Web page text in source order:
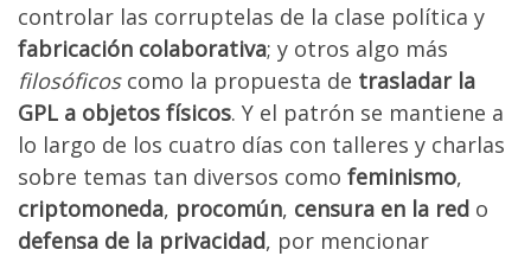
controlar las corruptelas de la clase política y
fabricación colaborativa; y otros algo más
filosóficoscomo la propuesta de trasladar la
GPL a objetos físicos. Y el patrón se mantiene a
lo largo de los cuatro días con talleres y charlas
sobre temas tan diversos como feminismo,
criptomoneda, procomún, censura en la red o
defensa de la privacidad, por mencionar